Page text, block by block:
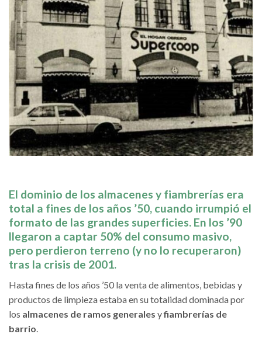
El dominio de los almacenes y fiambrerías era
total a fines de los años ’50, cuando irrumpió el
formato de las grandes superficies. En los ’90
llegaron a captar 50% del consumo masivo,
pero perdieron terreno (y no lo recuperaron)
tras la crisis de 2001.
Hasta fines de los años ’50 la venta de alimentos, bebidas y
productos de limpieza estaba en su totalidad dominada por
los almacenes de ramos generales yfiambrerías de
barrio